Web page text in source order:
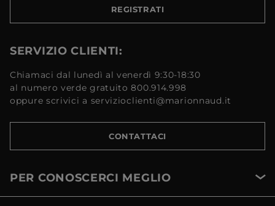
REGISTRATI
SERVIZIO CLIENTI:
Chiamaci dal lunedì al venerdì 9:30-18:30
al numero verde gratuito 800.914.998
oppure scrivici a servizioclienti@marionnaud.it
CONTATTACI
PER CONOSCERCI MEGLIO